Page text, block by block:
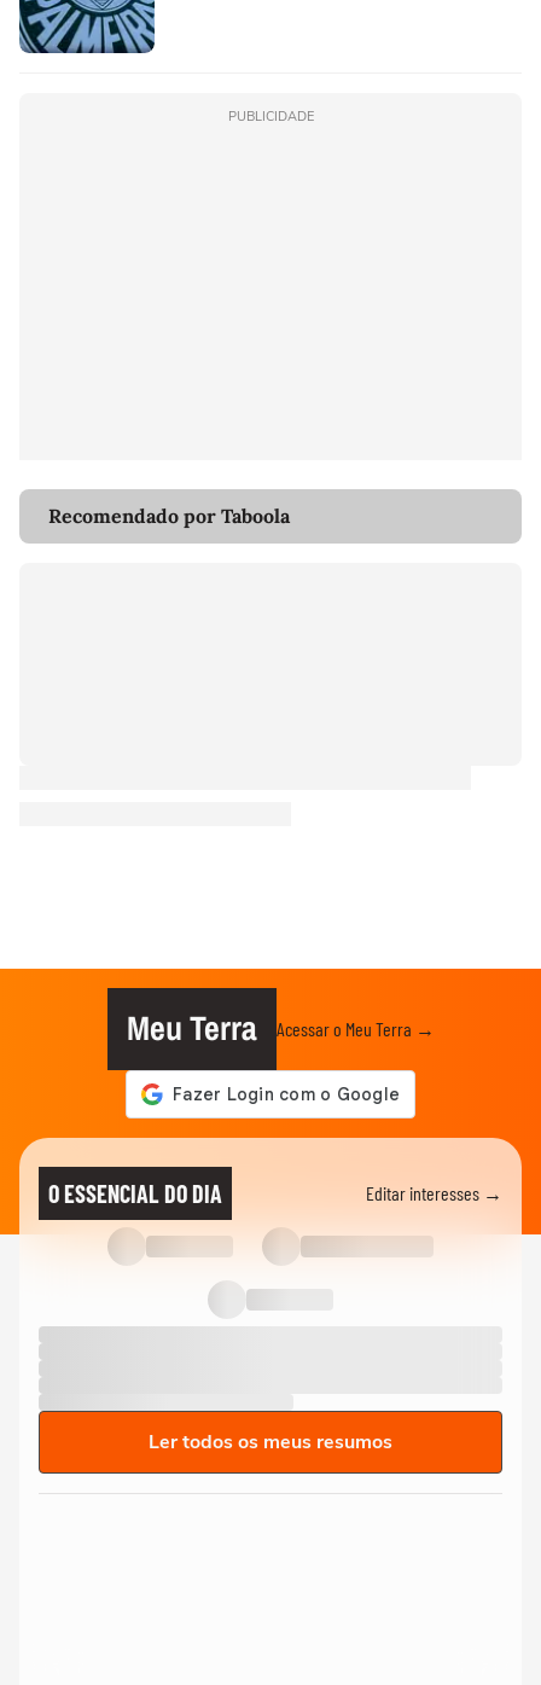
PUBLICIDADE
Recomendado por Taboola
Meu Terra Acessar o Meu Terra →
O ESSENCIAL DO DIA Editar interesses →
Ler todos os meus resumos